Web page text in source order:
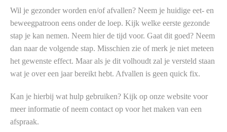
Wil je gezonder worden en/of afvallen? Neem je huidige eet- en
beweegpatroon eens onder de loep. Kijk welke eerste gezonde
stap je kan nemen. Neem hier de tijd voor. Gaat dit goed? Neem
dan naar de volgende stap. Misschien zie of merk je niet meteen
het gewenste effect. Maar als je dit volhoudt zal je versteld staan
wat je over een jaar bereikt hebt. Afvallen is geen quick fix.
Kan je hierbij wat hulp gebruiken? Kijk op onze website voor
meer informatie of neem contact op voor het maken van een
afspraak.